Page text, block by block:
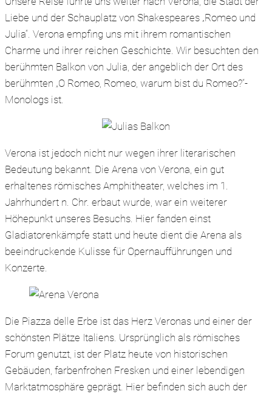
Liebe und der Schauplatz von Shakespeares „Romeo und
Julia“. Verona empfing uns mit ihrem romantischen
Charme und ihrer reichen Geschichte. Wir besuchten den
berühmten Balkon von Julia, der angeblich der Ort des
berühmten „O Romeo, Romeo, warum bist du Romeo?“-
Monologs ist.
Verona ist jedoch nicht nur wegen ihrer literarischen
Bedeutung bekannt. Die Arena von Verona, ein gut
erhaltenes römisches Amphitheater, welches im 1.
Jahrhundert n. Chr. erbaut wurde, war ein weiterer
Höhepunkt unseres Besuchs. Hier fanden einst
Gladiatorenkämpfe statt und heute dient die Arena als
beeindruckende Kulisse für Opernaufführungen und
Konzerte.
Die Piazza delle Erbe ist das Herz Veronas und einer der
schönsten Plätze Italiens. Ursprünglich als römisches
Forum genutzt, ist der Platz heute von historischen
Gebäuden, farbenfrohen Fresken und einer lebendigen
Marktatmosphäre geprägt. Hier befinden sich auch der